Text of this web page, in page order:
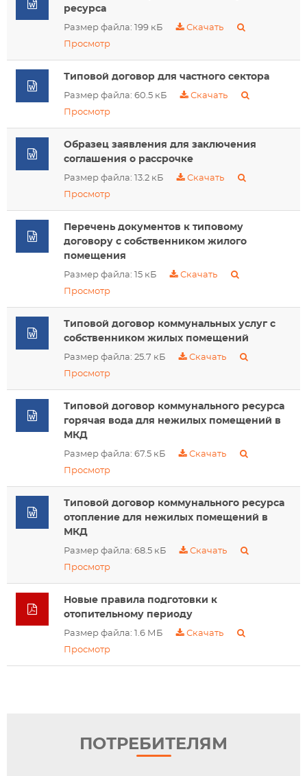
ресурса
Размер файла: 199 кБ
Скачать
Просмотр
Типовой договор для частного сектора
Размер файла: 60.5 кБ
Скачать
Просмотр
Образец заявления для заключения
соглашения о рассрочке
Размер файла: 13.2 кБ
Скачать
Просмотр
Перечень документов к типовому
договору с собственником жилого
помещения
Размер файла: 15 кБ
Скачать
Просмотр
Типовой договор коммунальных услуг с
собственником жилых помещений
Размер файла: 25.7 кБ
Скачать
Просмотр
Типовой договор коммунального ресурса
горячая вода для нежилых помещений в
МКД
Размер файла: 67.5 кБ
Скачать
Просмотр
Типовой договор коммунального ресурса
отопление для нежилых помещений в
МКД
Размер файла: 68.5 кБ
Скачать
Просмотр
Новые правила подготовки к
отопительному периоду
Размер файла: 1.6 МБ
Скачать
Просмотр
ПОТРЕБИТЕЛЯМ